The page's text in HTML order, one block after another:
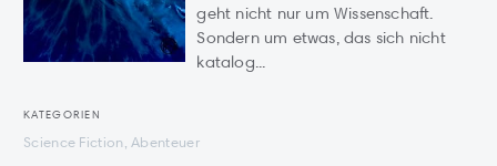
geht nicht nur um Wissenschaft.
Sondern um etwas, das sich nicht
katalog...
KATEGORIEN
Science Fiction, Abenteuer